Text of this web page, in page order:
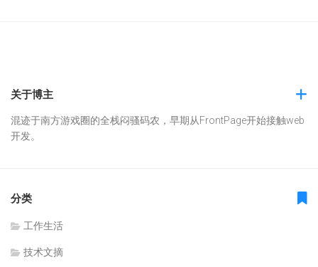
关于博主
混迹于南方游戏圈的全栈闷骚码农，早期从FrontPage开始接触web
开发。
分类
工作生活
技术文摘